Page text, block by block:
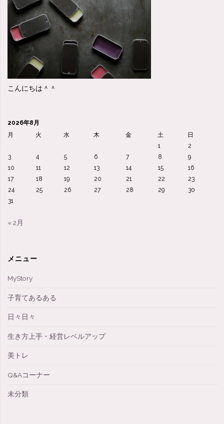
絶
対
ま
か？」"
こんにちは＾＾
2026年8月
月
火 水 木 金 土
日
1
2
3
4 5 6 7 8
9
10
11 12 13 14 15
16
17
18 19 20 21 22
23
24
25 26 27 28 29
30
31
« 2月
メニュー
MyStory
子育てあるある
日々日々
生き方上手・経営レベルアップ
美トレ
Q&Aコーナー
未分類